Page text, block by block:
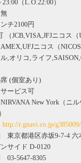
（L.O.22:00）
チ2100円
JCB,VISA,JFJニコス（
ニコス（
,オリコ,ライフ
(個室あり)
ービス可
New York（ニ
http://r.gnavi.co.jp/g385009/
東京都港区赤坂9-7-4 六
サイド D-0120
03-5647-8305